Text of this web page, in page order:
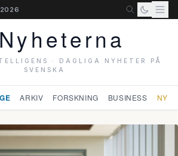
2026
Nyheterna
· DAGLIGA NYHETER PÅ
SVENSKA
ARKIV FORSKNING BUSINESS